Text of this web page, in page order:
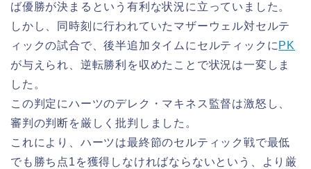
ば優勝が決まるという有利な状況に立っていました。
しかし、同時刻に行われていたマザーウェル対セルテ
ィックの試合で、後半追加タイムにセルティックに PK
が与えられ、逆転勝利を収めたことで状況は一変しま
した。
この判定にハーツのデレク・マキネス監督は激怒し、
審判の判断を厳しく批判しました。
これにより、ハーツは最終節のセルティック戦で最低
でも勝ち点1を獲得しなければならないという、より厳